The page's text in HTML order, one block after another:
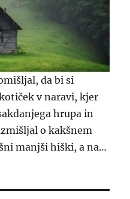
da bi si
v naravi, kjer
hrupa in
o kakšnem
manjši hiški, a na…